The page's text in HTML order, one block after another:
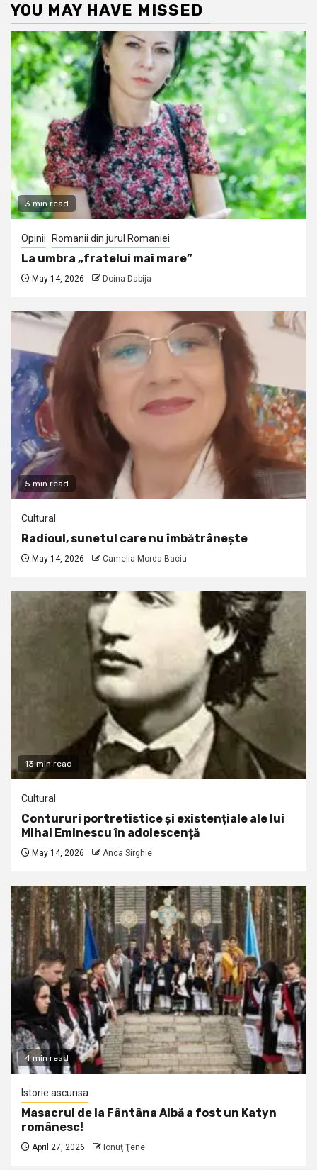
YOU MAY HAVE MISSED
3 min read
Opinii Romanii din jurul Romaniei
La umbra „fratelui mai mare”
May 14, 2026 Doina Dabija
5 min read
Cultural
Radioul, sunetul care nu îmbătrânește
May 14, 2026 Camelia Morda Baciu
13 min read
Cultural
Contururi portretistice și existențiale ale lui
Mihai Eminescu în adolescență
May 14, 2026 Anca Sirghie
4 min read
Istorie ascunsa
Masacrul de la Fântâna Albă a fost un Katyn
românesc!
April 27, 2026 Ionuţ Ţene